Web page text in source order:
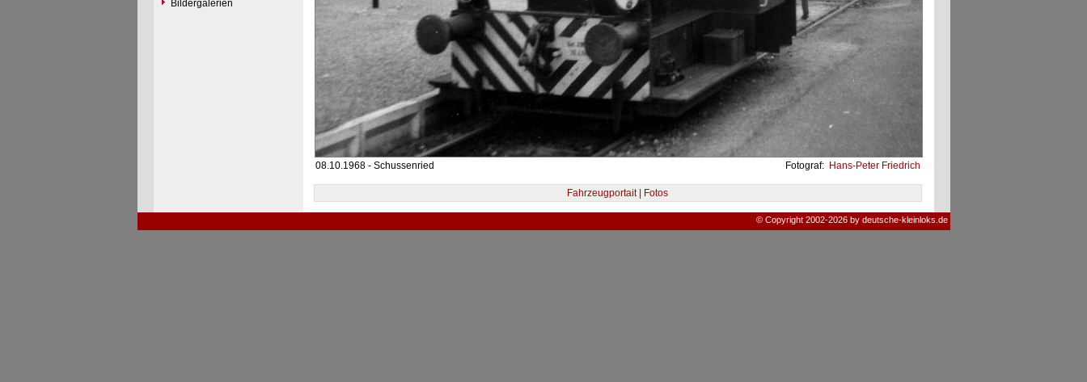
Bildergalerien
08.10.1968 - Schussenried Fotograf: Hans-Peter Friedrich
Fahrzeugportait | Fotos
© Copyright 2002-2026 by deutsche-kleinloks.de